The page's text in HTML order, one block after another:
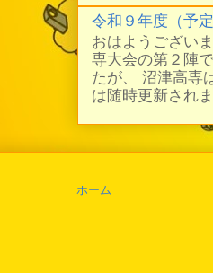
令和９年度（予
おはようござい
専大会の第２陣
たが、 沼津高専
は随時更新され
ホーム